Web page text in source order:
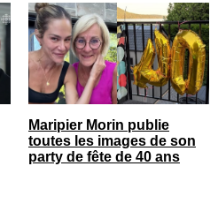
Maripier Morin publie
toutes les images de son
party de fête de 40 ans